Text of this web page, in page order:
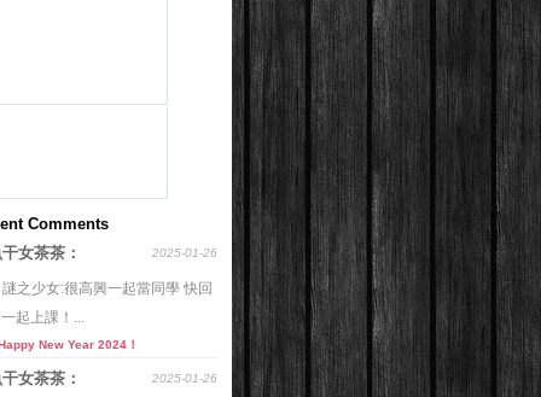
Comments
2025-01-26
女茶茶：
謎之少女:很高興一起當同學 快回
起上課！...
Happy New Year 2024！
2025-01-26
女茶茶：